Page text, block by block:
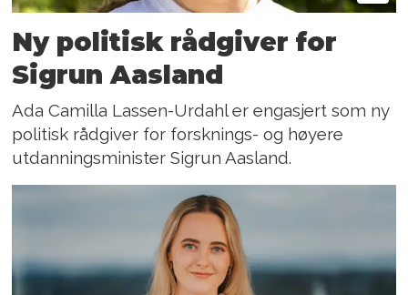
Ny politisk rådgiver for
Sigrun Aasland
Ada Camilla Lassen-Urdahl er engasjert som ny
politisk rådgiver for forsknings- og høyere
utdanningsminister Sigrun Aasland.